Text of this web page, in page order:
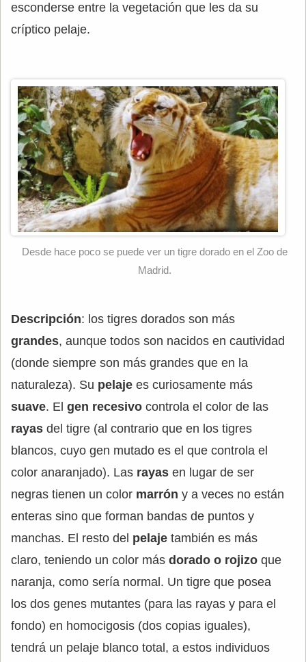
esconderse entre la vegetación que les da su
críptico pelaje.
Desde hace poco se puede ver un tigre dorado en el Zoo de
Madrid.
Descripción: los tigres dorados son más
grandes, aunque todos son nacidos en cautividad
(donde siempre son más grandes que en la
naturaleza). Su pelaje es curiosamente más
suave. El gen recesivo controla el color de las
rayas del tigre (al contrario que en los tigres
blancos, cuyo gen mutado es el que controla el
color anaranjado). Las rayas en lugar de ser
negras tienen un color marrón y a veces no están
enteras sino que forman bandas de puntos y
manchas. El resto del pelaje también es más
claro, teniendo un color más dorado o rojizo que
naranja, como sería normal. Un tigre que posea
los dos genes mutantes (para las rayas y para el
fondo) en homocigosis (dos copias iguales),
tendrá un pelaje blanco total, a estos individuos